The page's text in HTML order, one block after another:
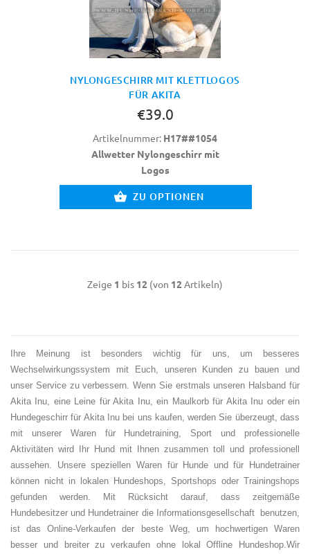
NYLONGESCHIRR MIT KLETTLOGOS
FÜR AKITA
€39.0
Artikelnummer: H17##1054
Allwetter Nylongeschirr mit
Logos
ZU OPTIONEN
Zeige 1 bis 12 (von 12Artikeln)
Ihre Meinung ist besonders wichtig für uns, um besseres
Wechselwirkungssystem mit Euch, unseren Kunden zu bauen und
unser Service zu verbessern. Wenn Sie erstmals unseren Halsband für
Akita Inu, eine Leine für Akita Inu, ein Maulkorb für Akita Inu oder ein
Hundegeschirr für Akita Inu bei uns kaufen, werden Sie überzeugt, dass
mit unserer Waren für Hundetraining, Sport und professionelle
Aktivitäten wird Ihr Hund mit Ihnen zusammen toll und professionell
aussehen. Unsere speziellen Waren für Hunde und für Hundetrainer
können nicht in lokalen Hundeshops, Sportshops oder Trainingshops
gefunden werden. Mit Rücksicht darauf, dass zeitgemäße
Hundebesitzer und Hundetrainer die Informationsgesellschaft benutzen,
ist das Online-Verkaufen der beste Weg, um hochwertigen Waren
besser und breiter zu verkaufen ohne lokal Offline Hundeshop. Wir